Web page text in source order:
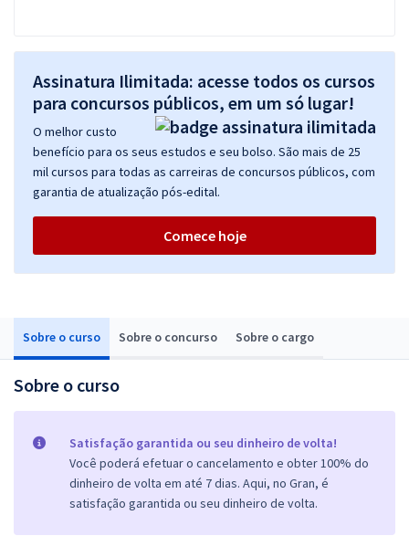
Sobre o curso Sobre o concurso Sobre o cargo
Sobre o curso
Satisfação garantida ou seu dinheiro de volta!
Você poderá efetuar o cancelamento e obter 100% do
dinheiro de volta em até 7 dias. Aqui, no Gran, é
satisfação garantida ou seu dinheiro de volta.
Assinatura Ilimitada: acesse todos os cursos
para concursos públicos, em um só lugar!
O melhor custo
benefício para os seus estudos e seu bolso. São mais de 25
mil cursos para todas as carreiras de concursos públicos, com
garantia de atualização pós-edital.
Comece hoje